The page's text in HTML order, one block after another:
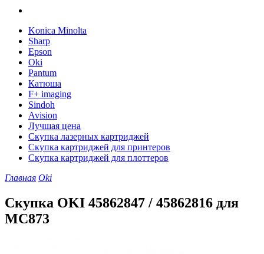
Konica Minolta
Sharp
Epson
Oki
Pantum
Катюша
F+ imaging
Sindoh
Avision
Лучшая цена
Скупка лазерных картриджей
Скупка картриджей для принтеров
Скупка картриджей для плоттеров
Главная Oki
Скупка OKI 45862847 / 45862816 для
MC873